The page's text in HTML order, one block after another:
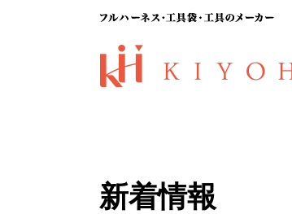
新着情報